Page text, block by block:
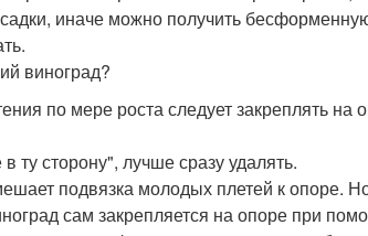
иначе можно получить
виноград?
по мере роста следует закреплять
ту сторону", лучше сразу удалять.
подвязка молодых плетей к опоре.
сам закрепляется на опоре при